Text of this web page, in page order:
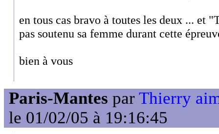
en tous cas bravo à toutes les deux ... et
pas soutenu sa femme durant cette
bien à vous
Paris-Mantes par Thierry
le 01/02/05 à 19:16:45